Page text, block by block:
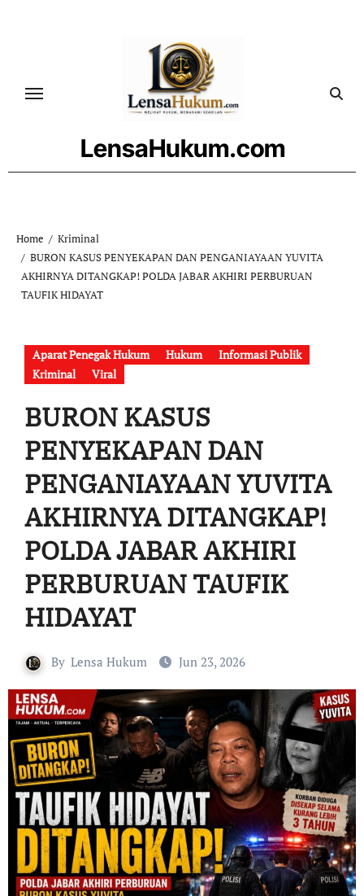
LensaHukum.com
Home
Kriminal
BURON KASUS PENYEKAPAN DAN PENGANIAYAAN YUVITA
AKHIRNYA DITANGKAP! POLDA JABAR AKHIRI PERBURUAN
TAUFIK HIDAYAT
Aparat Penegak Hukum Hukum
Informasi Publik
Kriminal
Viral
BURON KASUS
PENYEKAPAN DAN
PENGANIAYAAN YUVITA
AKHIRNYA DITANGKAP!
POLDA JABAR AKHIRI
PERBURUAN TAUFIK
HIDAYAT
By Lensa Hukum Jun 23, 2026